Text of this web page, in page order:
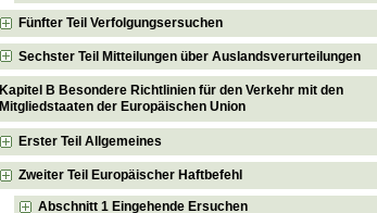
Fünfter Teil Verfolgungsersuchen
Sechster Teil Mitteilungen über Auslandsverurteilungen
Kapitel B Besondere Richtlinien für den Verkehr mit den
Mitgliedstaaten der Europäischen Union
Erster Teil Allgemeines
Zweiter Teil Europäischer Haftbefehl
Abschnitt 1 Eingehende Ersuchen